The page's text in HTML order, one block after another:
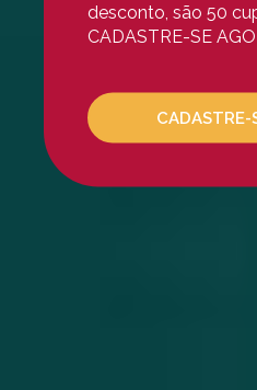
desconto, são 50
CADASTRE-SE
CADASTRE-